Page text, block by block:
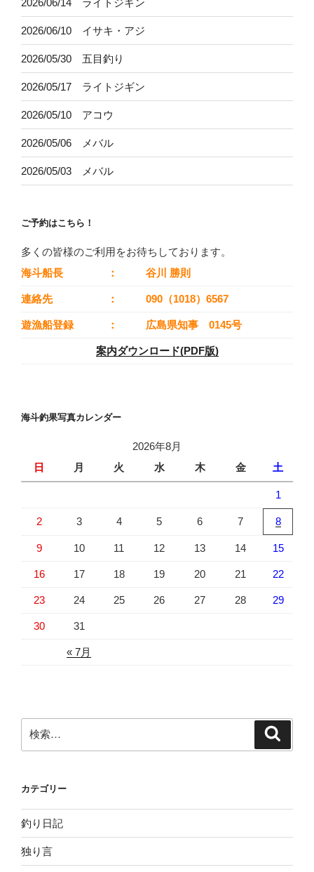
2026/06/10 イサキ・アジ
2026/05/30 五目釣り
2026/05/17 ライトジギン
2026/05/10 アコウ
2026/05/06 メバル
2026/05/03 メバル
ご予約はこちら！
多くの皆様のご利用をお待ちしております。
海斗船長
： 谷川 勝則
連絡先 ： 090（1018）6567
遊漁船登録 ： 広島県知事 0145号
案内ダウンロード(PDF版)
海斗釣果写真カレンダー
2026年8月
日
月 火 水 木 金 土
« 7月
1
2 3 4 5 6 7 8
9 10 11 12 13 14 15
16 17 18 19 20 21 22
23 24 25 26 27 28 29
30 31
検
索:
カテゴリー
釣り日記
独り言